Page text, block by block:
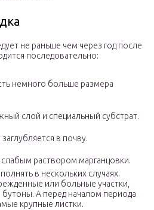
не раньше чем через год после
последовательно:
немного больше размера
слой и специальный субстрат.
в почву.
раствором марганцовки.
в нескольких случаях.
или больные участки,
А перед началом периода
крупные листки.